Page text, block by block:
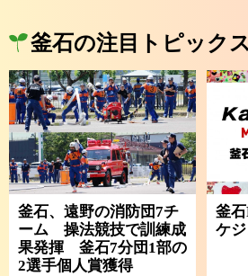
釜石の注目トピックス
釜石、遠野の消防団7チ
ーム 操法競技で訓練成
果発揮 釜石7分団1部の
2選手個人賞獲得
釜
ケ